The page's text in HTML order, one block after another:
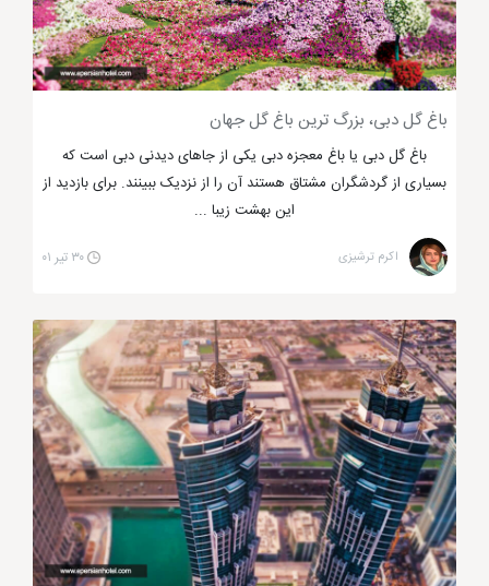
باغ گل دبی، بزرگ ترین باغ گل جهان
باغ گل دبی یا باغ معجزه دبی یکی از جاهای دیدنی دبی است که
بسیاری از گردشگران مشتاق هستند آن را از نزدیک ببینند. برای بازدید از
این بهشت زیبا ...
اکرم ترشیزی ۳۰ تیر ۰۱